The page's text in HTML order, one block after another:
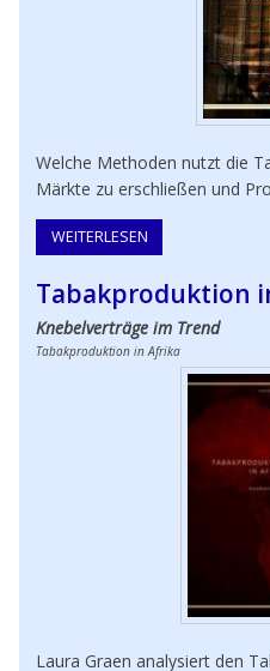
Welche Methoden nutzt die
Märkte zu erschließen und
WEITERLESEN
Tabakproduktion
Knebelverträge im Trend
Tabakproduktion in Afrika
Laura Graen analysiert den